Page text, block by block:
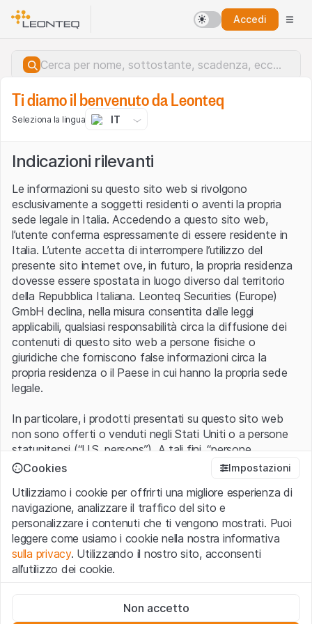
Accedi
Errore del server.
Ti diamo il benvenuto da Leonteq
Seleziona la lingua IT
Indicazioni rilevanti
Le informazioni su questo sito web si rivolgono
esclusivamente a soggetti residenti o aventi la propria
sede legale in Italia. Accedendo a questo sito web,
l’utente conferma espressamente di essere residente in
Italia. L’utente accetta di interrompere l’utilizzo del
presente sito internet ove, in futuro, la propria residenza
dovesse essere spostata in luogo diverso dal territorio
della Repubblica Italiana. Leonteq Securities (Europe)
GmbH declina, nella misura consentita dalle leggi
applicabili, qualsiasi responsabilità circa la diffusione dei
contenuti di questo sito web a persone fisiche o
giuridiche che forniscono false informazioni circa la
propria residenza o il Paese in cui hanno la propria sede
legale.
In particolare, i prodotti presentati su questo sito web
non sono offerti o venduti negli Stati Uniti o a persone
statunitensi (“U.S. persons”). A tali fini, “persone
statunitensi” vanno intese nel significato ad esse ascritto
1933 che include le persone residenti negli Stati Uniti
d’America, le società per azioni e le altre forme societarie
americane.
Condizioni di utilizzo e informazioni legali
Con l’accesso al sito web (di seguito, il “Sito”) si dichiara
avvertenze importanti e le condizioni di utilizzo ivi rese
Cookies Impostazioni
Utilizziamo i cookie per offrirti una migliore esperienza di
navigazione, analizzare il traffico del sito e
personalizzare i contenuti che ti vengono mostrati. Puoi
leggere come usiamo i cookie nella nostra informativa
sulla privacy. Utilizzando il nostro sito, acconsenti
all’utilizzo dei cookie.
Questi cookie sono necessari per il funzionamento del sito
Non accetto